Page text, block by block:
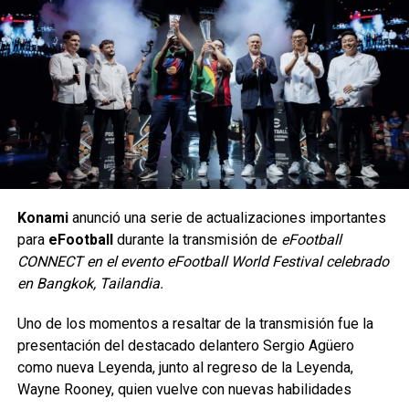
Desde 2017, equipos brasileños han ganado nueve de los
17 torneos internacionales disputados, acumulando más
de US$ 13 millones en premios.
La Esports World Cup es un campeonato internacional
anual de esports creado en 2024.
El evento reúne a las principales organizaciones del
Reparte una de las mayores bolsas de premios de los
deportes electrónicos.
Estos diseños fueron creados en colaboración con los
reconocidos artistas de la comunidad Klobrille y Ben
Asimismo, los usuarios que inicien sesión en su cuenta
desde consolas, PC o dispositivos móviles recibirán una
insignia conmemorativa en su perfil, la cual permanecerá
Konamianunció una serie de actualizaciones importantes
para eFootball durante la transmisión de eFootball
CONNECT en el evento eFootball World Festival celebrado
en Bangkok, Tailandia.
Uno de los momentos a resaltar de la transmisión fue la
presentación del destacado delantero Sergio Agüero
como nueva Leyenda, junto al regreso de la Leyenda,
Wayne Rooney, quien vuelve con nuevas habilidades